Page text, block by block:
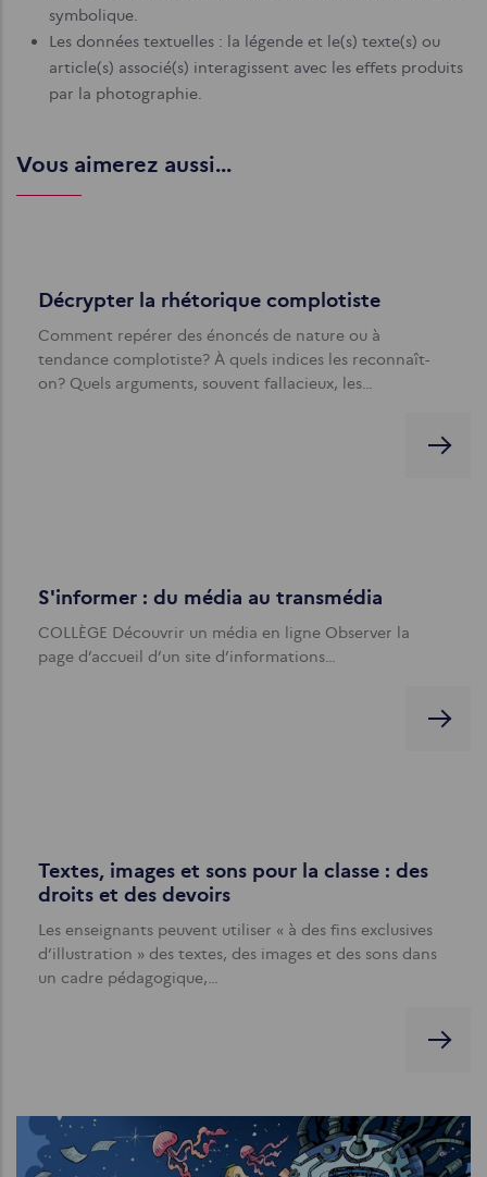
symbolique.
Les données textuelles : la légende et le(s) texte(s) ou
article(s) associé(s) interagissent avec les effets produits
par la photographie.
Vous aimerez aussi...
Décrypter la rhétorique complotiste
Comment repérer des énoncés de nature ou à
tendance complotiste? À quels indices les reconnaît-
on? Quels arguments, souvent fallacieux, les…
S'informer : du média au transmédia
COLLÈGE Découvrir un média en ligne Observer la
page d’accueil d’un site d’informations…
Textes, images et sons pour la classe : des
droits et des devoirs
Les enseignants peuvent utiliser « à des fins exclusives
d’illustration » des textes, des images et des sons dans
un cadre pédagogique,…